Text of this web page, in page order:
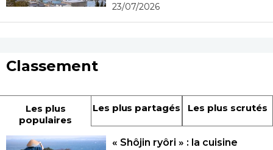
23/07/2026
Classement
Les plus
populaires
Les plus partagés Les plus scrutés
« Shôjin ryôri » : la cuisine